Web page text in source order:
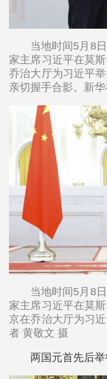
当地时间5月8
家主席习近平在莫
乔治大厅为习近平
亲切握手合影。新
当地时间5月8
家主席习近平在莫
京在乔治大厅为习
者 黄敬文 摄
两国元首先后举